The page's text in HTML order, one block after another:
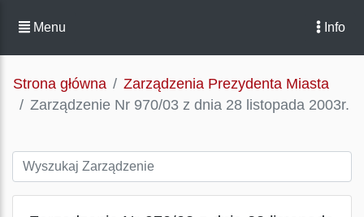
Menu Info
Strona główna
Zarządzenia Prezydenta Miasta
Zarządzenie Nr 970/03 z dnia 28 listopada 2003r.